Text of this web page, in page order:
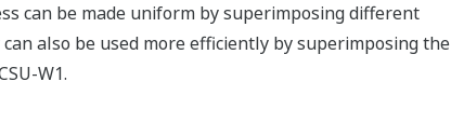
can be made uniform by superimposing different
also be used more efficiently by superimposing the
W1.